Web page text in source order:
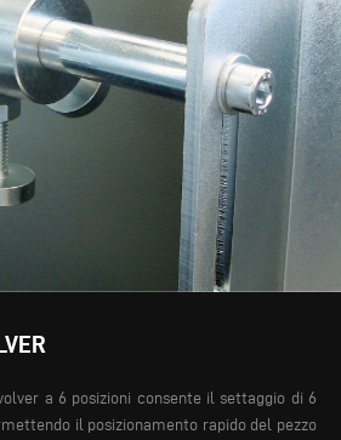
a 6 posizioni consente il settaggio di 6
il posizionamento rapido del pezzo